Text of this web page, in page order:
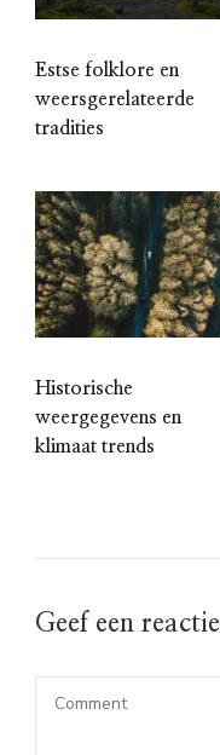
Estse folklore en
weersgerelateerde
tradities
Historische
weergegevens en
klimaat trends
Geef een reactie